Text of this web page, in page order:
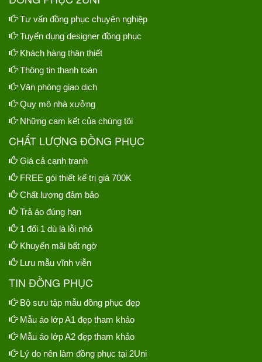
Tư vấn đồng phục chuyên nghiệp
Tuyển dụng designer đồng phục
Khách hàng thân thiết
Thông tin thanh toán
Văn phòng giao dịch
Quy mô nhà xưởng
Những cam kết của chúng tôi
CHẤT LƯỢNG ĐỒNG PHỤC
Giá cả cạnh tranh
FREE gói thiết kế trị giá 700K
Chất lượng đảm bảo
Trả áo đúng hạn
1 đổi 1 dù là lỗi nhỏ
Khuyến mãi bất ngờ
Lưu mẫu vĩnh viễn
TIN ĐỒNG PHỤC
Bộ sưu tập mẫu đồng phục đẹp
Mẫu áo lớp A1 đẹp tham khảo
Mẫu áo lớp A2 đẹp tham khảo
Lý do nên làm đồng phục tại 2Uni